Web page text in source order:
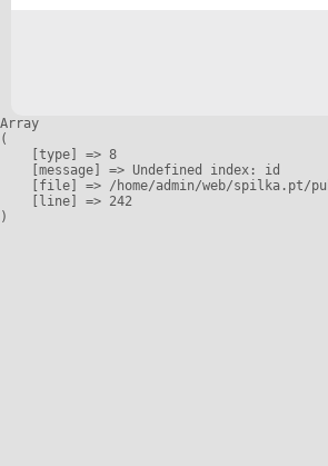
Array
(
    [type] => 8
    [message] => Undefined index: id
[file] => /home/admin/web/spilka.pt/
    [line] => 242